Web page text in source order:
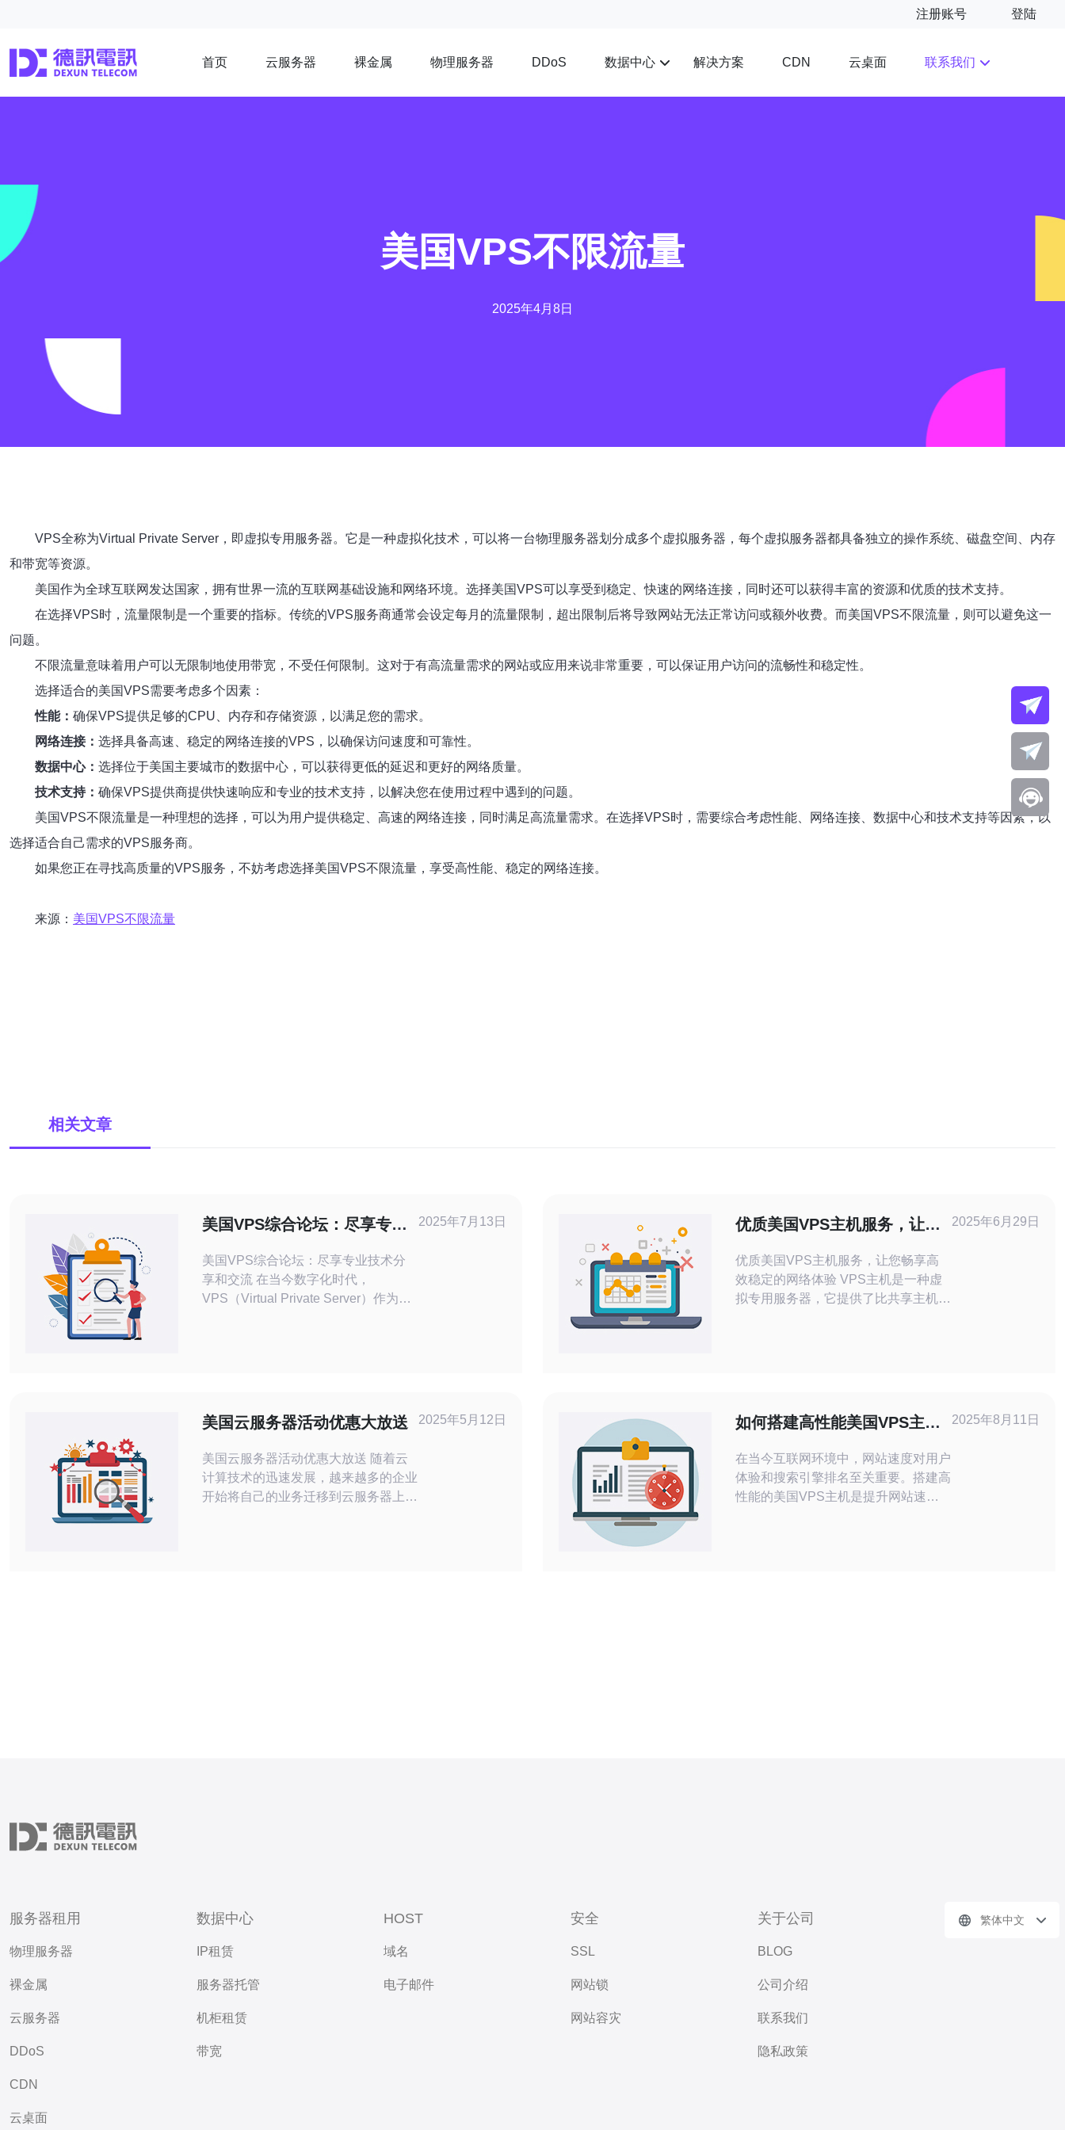
注册账号 登陆
首页 云服务器 裸金属 物理服务器 DDoS 数据中心 解决方案 CDN 云桌面 联系我们
美国VPS不限流量
2025年4月8日
VPS全称为Virtual Private Server，即虚拟专用服务器。它是一种虚拟化技术，可以将一台物理服务器划分成多个虚拟服务器，每个虚拟服务器都具备独立的操作系统、磁盘空间、内存
和带宽等资源。
美国作为全球互联网发达国家，拥有世界一流的互联网基础设施和网络环境。选择美国VPS可以享受到稳定、快速的网络连接，同时还可以获得丰富的资源和优质的技术支持。
在选择VPS时，流量限制是一个重要的指标。传统的VPS服务商通常会设定每月的流量限制，超出限制后将导致网站无法正常访问或额外收费。而美国VPS不限流量，则可以避免这一
问题。
不限流量意味着用户可以无限制地使用带宽，不受任何限制。这对于有高流量需求的网站或应用来说非常重要，可以保证用户访问的流畅性和稳定性。
选择适合的美国VPS需要考虑多个因素：
性能： 确保VPS提供足够的CPU、内存和存储资源，以满足您的需求。
网络连接： 选择具备高速、稳定的网络连接的VPS，以确保访问速度和可靠性。
数据中心： 选择位于美国主要城市的数据中心，可以获得更低的延迟和更好的网络质量。
技术支持： 确保VPS提供商提供快速响应和专业的技术支持，以解决您在使用过程中遇到的问题。
美国VPS不限流量是一种理想的选择，可以为用户提供稳定、高速的网络连接，同时满足高流量需求。在选择VPS时，需要综合考虑性能、网络连接、数据中心和技术支持等因素，以
选择适合自己需求的VPS服务商。
如果您正在寻找高质量的VPS服务，不妨考虑选择美国VPS不限流量，享受高性能、稳定的网络连接。
来源： 美国VPS不限流量
相关文章
美国VPS综合论坛：尽享专业
美国VPS综合论坛：尽享专业技术分
享和交流 在当今数字化时代，
VPS（Virtual Private Server）作为一
学习和交流空间。 美国VPS综合论坛
2025年7月13日
优质美国VPS主机服务，让您
优质美国VPS主机服务，让您畅享高
效稳定的网络体验 VPS主机是一种虚
拟专用服务器，它提供了比共享主机更
球网络科
2025年6月29日
美国云服务器活动优惠大放送
美国云服务器活动优惠大放送 随着云
计算技术的迅速发展，越来越多的企业
开始将自己的业务迁移到云服务器上。
2025年5月12日
如何搭建高性能美国VPS主机
在当今互联网环境中，网站速度对用户
体验和搜索引擎排名至关重要。搭建高
性能的美国VPS主机是提升网站速度
2025年8月11日
服务器租用
物理服务器
裸金属
云服务器
DDoS
CDN
云桌面
数据中心
IP租赁
服务器托管
机柜租赁
带宽
HOST
域名
电子邮件
安全
SSL
网站锁
网站容灾
关于公司
BLOG
公司介绍
联系我们
隐私政策
繁体中文